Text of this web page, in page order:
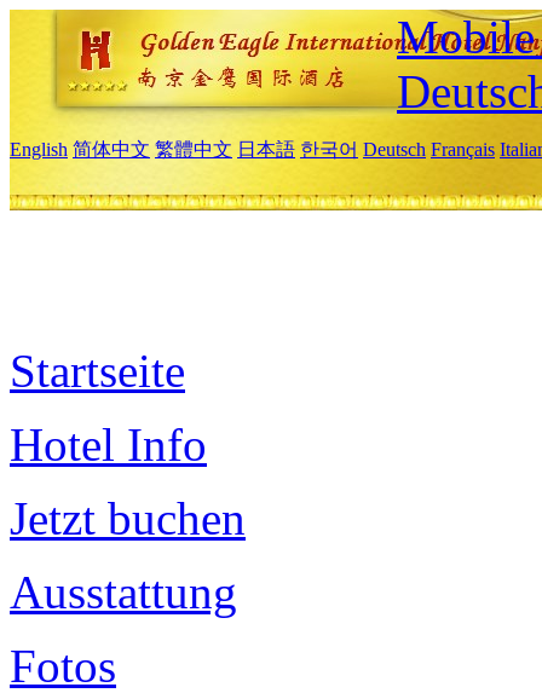
Mobile
English 简体中文 繁體中文 日本語 한국어 Deutsch Français
Startseite
Hotel Info
Jetzt buchen
Ausstattung
Fotos